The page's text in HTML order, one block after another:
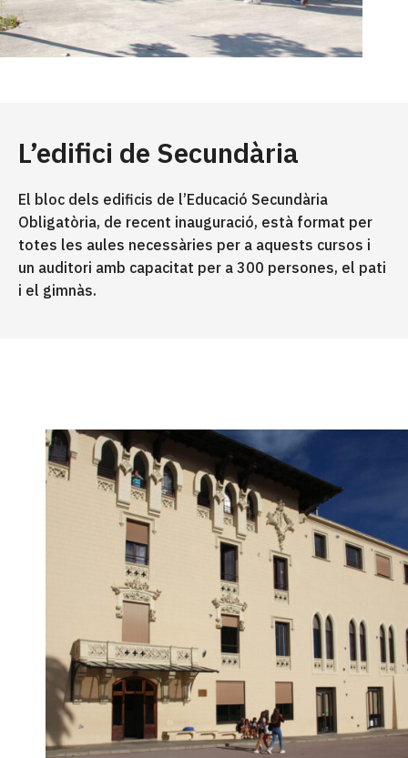
L’edifici de Secundària
El bloc dels edificis de l’Educació Secundària
Obligatòria, de recent inauguració, està format per
totes les aules necessàries per a aquests cursos i
un auditori amb capacitat per a 300 persones, el pati
i el gimnàs.